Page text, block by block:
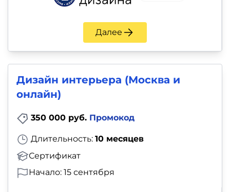
Далее
Дизайн интерьера (Москва и
онлайн)
350 000 руб. Промокод
Длительность: 10 месяцев
Сертификат
Начало: 15 сентября